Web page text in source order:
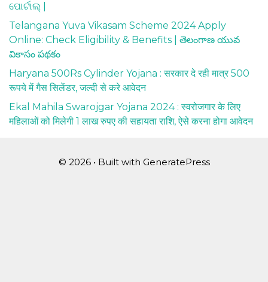
ପୋର୍ଟାଲ୍ |
Telangana Yuva Vikasam Scheme 2024 Apply
Online: Check Eligibility & Benefits | తెలంగాణ యువ
వికాసం పథకం
Haryana 500Rs Cylinder Yojana : सरकार दे रही मात्र 500
रूपये में गैस सिलेंडर, जल्दी से करे आवेदन
Ekal Mahila Swarojgar Yojana 2024 : स्वरोजगार के लिए
महिलाओं को मिलेगी 1 लाख रुपए की सहायता राशि, ऐसे करना होगा आवेदन
© 2026 • Built with GeneratePress